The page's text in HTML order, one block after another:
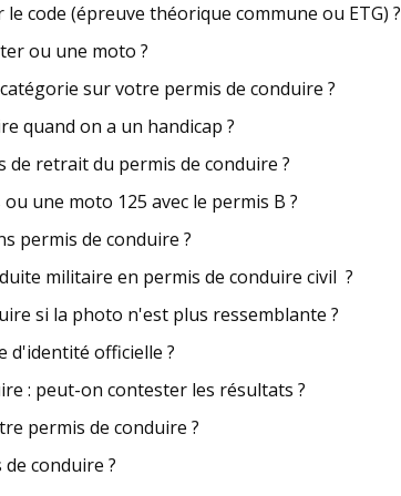
code (épreuve théorique commune ou ETG) ?
ou une moto ?
sur votre permis de conduire ?
quand on a un handicap ?
de retrait du permis de conduire ?
une moto 125 avec le permis B ?
permis de conduire ?
militaire en permis de conduire civil ?
si la photo n'est plus ressemblante ?
d'identité officielle ?
: peut-on contester les résultats ?
permis de conduire ?
conduire ?